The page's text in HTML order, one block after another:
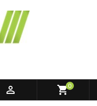
 shopping_cart0